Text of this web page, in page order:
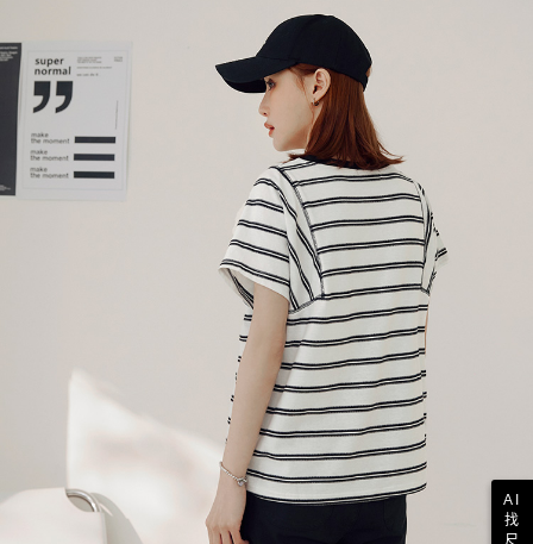
AI
找
尺